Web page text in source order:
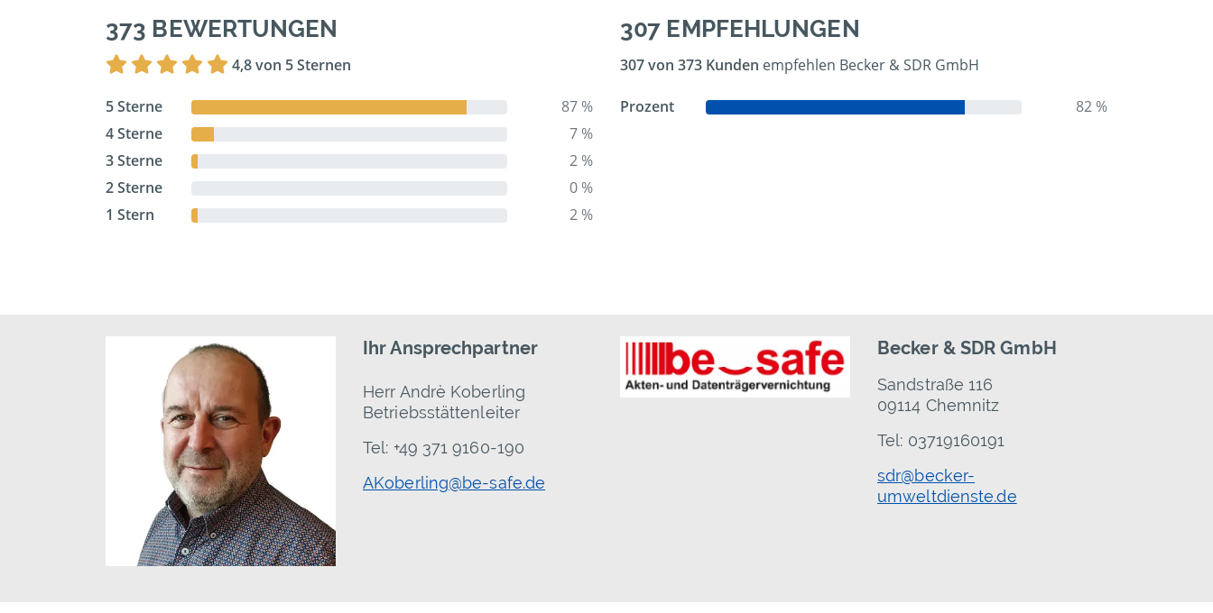
373 BEWERTUNGEN
4,8 von 5 Sternen
5 Sterne
87 %
4 Sterne
7 %
3 Sterne
2 %
2 Sterne
0 %
1 Stern
2 %
307 EMPFEHLUNGEN
307 von 373 Kunden empfehlen Becker & SDR GmbH
Prozent 82 %
Ihr Ansprechpartner
Herr Andrè Koberling
Betriebsstättenleiter
Tel: +49 371 9160-190
AKoberling@be-safe.de
Becker & SDR GmbH
Sandstraße 116
09114 Chemnitz
Tel: 03719160191
sdr@becker-
umweltdienste.de